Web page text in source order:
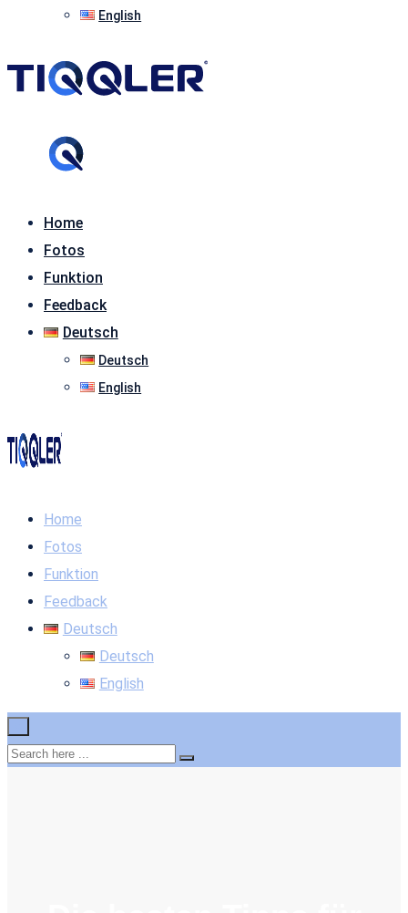
English
Home
Fotos
Funktion
Feedback
Deutsch
Deutsch
English
Home
Fotos
Funktion
Feedback
Deutsch
Deutsch
English